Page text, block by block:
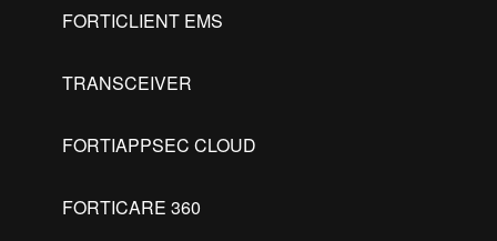
FORTICLIENT EMS
TRANSCEIVER
FORTIAPPSEC CLOUD
FORTICARE 360